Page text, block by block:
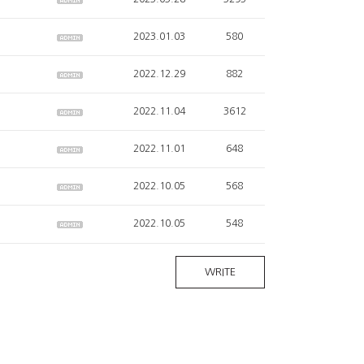
2023.01.03 580
2022.12.29 882
2022.11.04 3612
2022.11.01 648
2022.10.05 568
2022.10.05 548
WRITE